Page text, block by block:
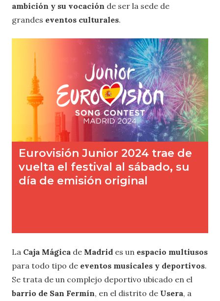
ambición y su vocación de ser la sede de
grandes eventos culturales.
La Caja Mágica de Madrid es un espacio multiusos
para todo tipo de eventos musicales y deportivos.
Se trata de un complejo deportivo ubicado en el
barrio de San Fermín, en el distrito de Usera, a